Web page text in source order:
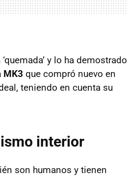
y lo ha demostrado
MK3 que compró nuevo en
teniendo en cuenta su
interior
son humanos y tienen